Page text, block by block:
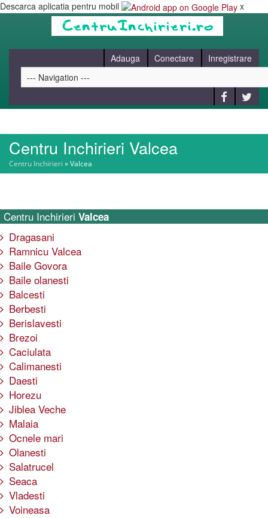
Descarca aplicatia pentru mobil x
Adauga Conectare Inregistrare
HOME
BLOG
CONTACT
Centru Inchirieri Valcea
Centru Inchirieri »Valcea
Centru Inchirieri Valcea
Dragasani
Ramnicu Valcea
Baile Govora
Baile olanesti
Balcesti
Berbesti
Berislavesti
Brezoi
Caciulata
Calimanesti
Daesti
Horezu
Jiblea Veche
Malaia
Ocnele mari
Olanesti
Salatrucel
Seaca
Vladesti
Voineasa